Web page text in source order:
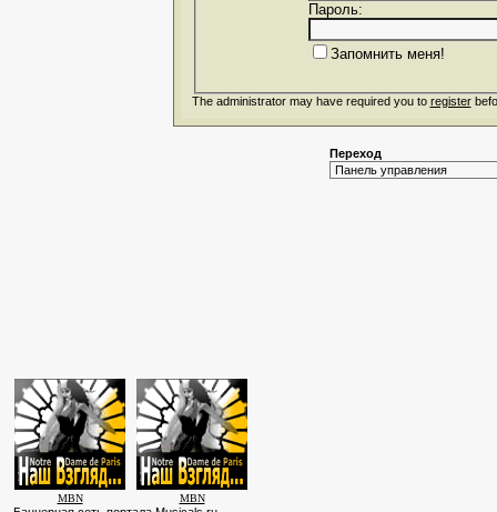
Пароль:
Запомнить меня!
The administrator may have required you to register
Переход
MBN MBN